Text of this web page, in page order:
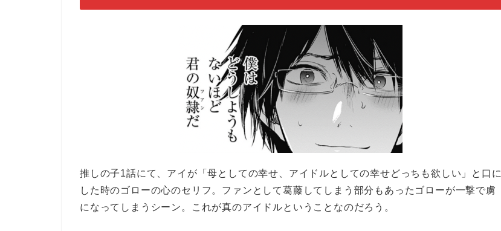
推しの子1話にて、アイが「母としての幸せ、アイドルとしての幸せどっちも欲しい」と口に
した時のゴローの心のセリフ。ファンとして葛藤してしまう部分もあったゴローが一撃で虜
になってしまうシーン。これが真のアイドルということなのだろう。